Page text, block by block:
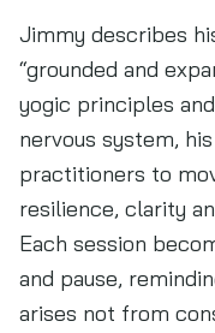
Jimmy describes
“grounded and
yogic principles
nervous system,
practitioners to
resilience, clarity
Each session
and pause,
arises not from